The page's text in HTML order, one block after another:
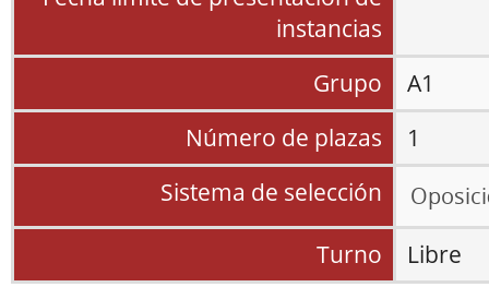
instancias
Grupo
A1
Número de plazas
1
Sistema de selección
Turno Libre